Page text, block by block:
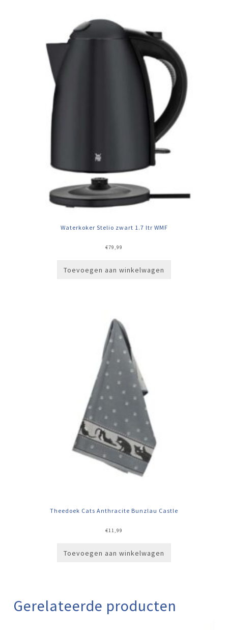
Waterkoker Stelio zwart 1.7 ltr WMF
€79,99
Toevoegen aan winkelwagen
Theedoek Cats Anthracite Bunzlau Castle
€11,99
Toevoegen aan winkelwagen
Gerelateerde producten